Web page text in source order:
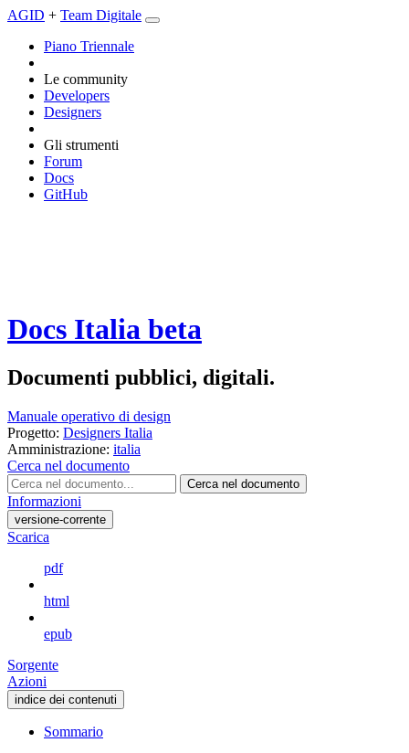
AGID + Team Digitale
Piano Triennale
Le community
Developers
Designers
Gli strumenti
Forum
Docs
GitHub
Docs Italia beta
Documenti pubblici, digitali.
Manuale operativo di design
Progetto: Designers Italia
Amministrazione: italia
Cerca nel documento
Cerca nel documento
Informazioni
versione-corrente
Scarica
pdf
html
epub
Sorgente
Azioni
indice dei contenuti
Sommario